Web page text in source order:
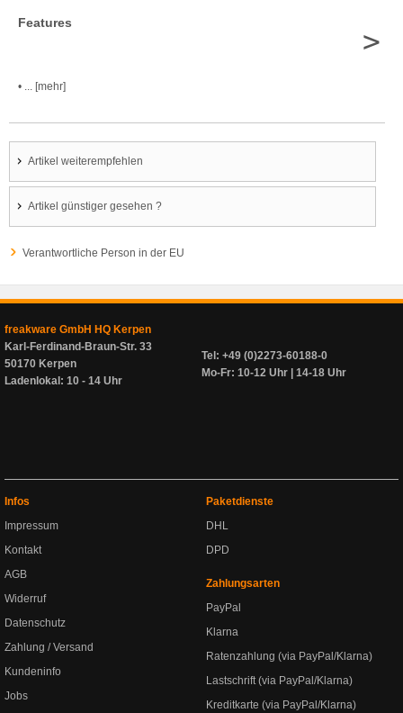
Features
• ... [mehr]
>
Artikel weiterempfehlen
Artikel günstiger gesehen ?
Verantwortliche Person in der EU
freakware GmbH HQ Kerpen
Karl-Ferdinand-Braun-Str. 33
50170 Kerpen
Ladenlokal: 10 - 14 Uhr
Tel: +49 (0)2273-60188-0
Mo-Fr: 10-12 Uhr | 14-18 Uhr
Infos
Impressum
Kontakt
AGB
Widerruf
Datenschutz
Zahlung / Versand
Kundeninfo
Jobs
Paketdienste
DHL
DPD
Zahlungsarten
PayPal
Klarna
Ratenzahlung (via PayPal/Klarna)
Lastschrift (via PayPal/Klarna)
Kreditkarte (via PayPal/Klarna)